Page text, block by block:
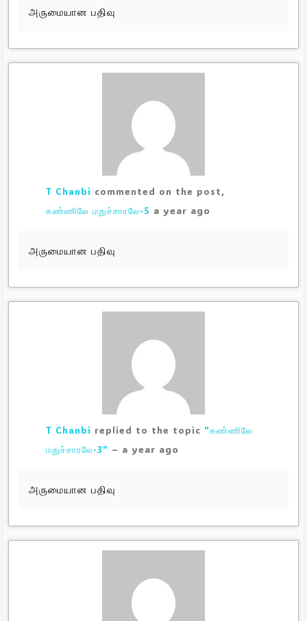
அருமையான பதிவு
T Chanbi commented on the post,
கண்ணிலே மதுச்சாரலே-5 a year ago
அருமையான பதிவு
T Chanbi replied to the topic "கண்ணிலே
மதுச்சாரலே-3" – a year ago
அருமையான பதிவு